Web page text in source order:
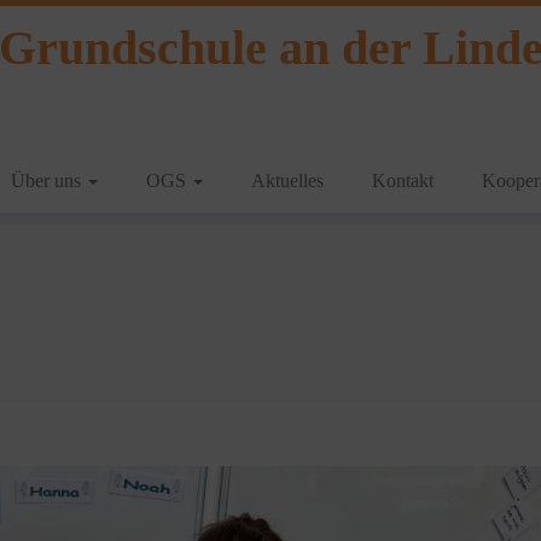
an der
Über uns OGS Aktuelles Kontakt